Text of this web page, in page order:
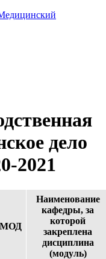
дело
2021
Наименование
кафедры, за
которой
закреплена
дисциплина
(модуль)